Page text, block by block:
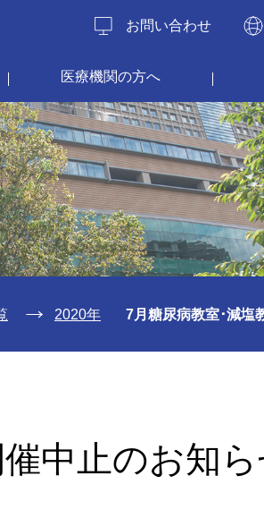
お問い合わせ
医療機関の方へ
2020年 7月糖尿病教室･減
中止のお知ら